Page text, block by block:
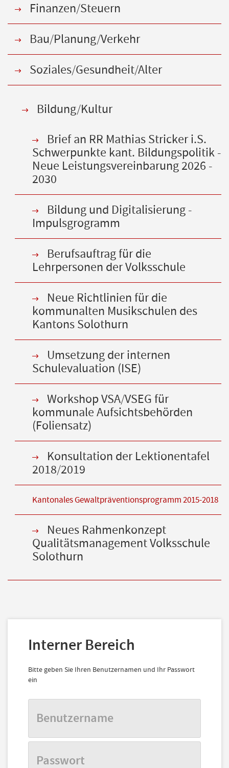
Finanzen/Steuern
Bau/Planung/Verkehr
Soziales/Gesundheit/Alter
Bildung/Kultur
Brief an RR Mathias Stricker i.S.
Schwerpunkte kant. Bildungspolitik -
Neue Leistungsvereinbarung 2026 -
2030
Bildung und Digitalisierung -
Impulsgrogramm
Berufsauftrag für die
Lehrpersonen der Volksschule
Neue Richtlinien für die
kommunalten Musikschulen des
Kantons Solothurn
Umsetzung der internen
Schulevaluation (ISE)
Workshop VSA/VSEG für
kommunale Aufsichtsbehörden
(Foliensatz)
Konsultation der Lektionentafel
2018/2019
Kantonales Gewaltpräventionsprogramm 2015-2018
Neues Rahmenkonzept
Qualitätsmanagement Volksschule
Solothurn
Interner Bereich
Bitte geben Sie Ihren Benutzernamen und Ihr Passwort
ein